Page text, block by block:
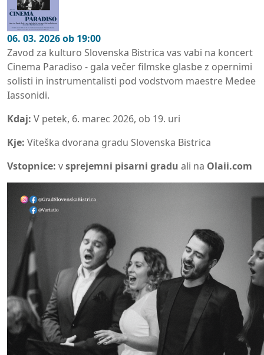
06. 03. 2026 ob 19:00
Zavod za kulturo Slovenska Bistrica vas vabi na koncert
Cinema Paradiso - gala večer filmske glasbe z opernimi
solisti in instrumentalisti pod vodstvom maestre Medee
Iassonidi.
Kdaj: V petek, 6. marec 2026, ob 19. uri
Kje: Viteška dvorana gradu Slovenska Bistrica
Vstopnice: vsprejemni pisarni gradu ali na Olaii.com